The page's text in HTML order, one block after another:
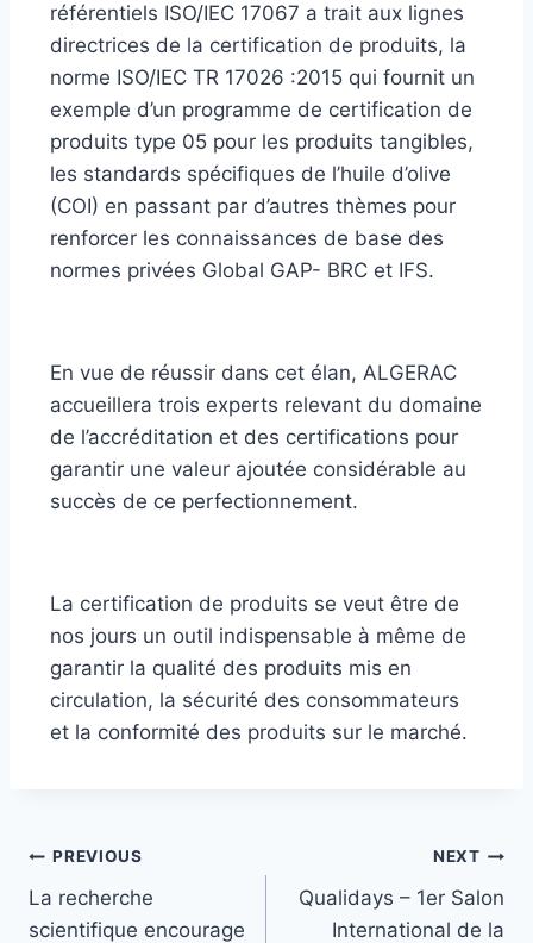
référentiels ISO/IEC 17067 a trait aux lignes
directrices de la certification de produits, la
norme ISO/IEC TR 17026 :2015 qui fournit un
exemple d’un programme de certification de
produits type 05 pour les produits tangibles,
les standards spécifiques de l’huile d’olive
(COI) en passant par d’autres thèmes pour
renforcer les connaissances de base des
normes privées Global GAP- BRC et IFS.
En vue de réussir dans cet élan, ALGERAC
accueillera trois experts relevant du domaine
de l’accréditation et des certifications pour
garantir une valeur ajoutée considérable au
succès de ce perfectionnement.
La certification de produits se veut être de
nos jours un outil indispensable à même de
garantir la qualité des produits mis en
circulation, la sécurité des consommateurs
et la conformité des produits sur le marché.
PREVIOUS
La recherche
scientifique encourage
NEXT
Qualidays – 1er Salon
International de la